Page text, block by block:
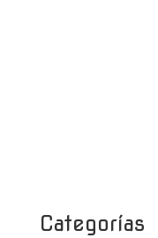
Categorías